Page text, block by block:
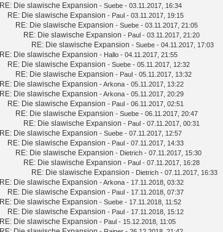
RE: Die slawische Expansion - Suebe - 03.11.2017, 16:34
RE: Die slawische Expansion - Paul - 03.11.2017, 19:15
RE: Die slawische Expansion - Suebe - 03.11.2017, 21:05
RE: Die slawische Expansion - Paul - 03.11.2017, 21:20
RE: Die slawische Expansion - Suebe - 04.11.2017, 17:03
RE: Die slawische Expansion - Hallo - 04.11.2017, 21:55
RE: Die slawische Expansion - Suebe - 05.11.2017, 12:32
RE: Die slawische Expansion - Paul - 05.11.2017, 13:32
RE: Die slawische Expansion -Arkona - 05.11.2017, 13:22
RE: Die slawische Expansion -Arkona - 05.11.2017, 20:29
RE: Die slawische Expansion - Paul - 06.11.2017, 02:51
RE: Die slawische Expansion - Suebe - 06.11.2017, 20:47
RE: Die slawische Expansion - Paul - 07.11.2017, 00:31
RE: Die slawische Expansion - Suebe - 07.11.2017, 12:57
RE: Die slawische Expansion - Paul - 07.11.2017, 14:33
RE: Die slawische Expansion - Dietrich - 07.11.2017, 15:30
RE: Die slawische Expansion - Paul - 07.11.2017, 16:28
RE: Die slawische Expansion - Dietrich - 07.11.2017, 16:33
RE: Die slawische Expansion -Arkona - 17.11.2018, 03:32
RE: Die slawische Expansion - Paul - 17.11.2018, 07:37
RE: Die slawische Expansion - Suebe - 17.11.2018, 11:52
RE: Die slawische Expansion - Paul - 17.11.2018, 15:12
RE: Die slawische Expansion - Paul - 15.12.2018, 11:05